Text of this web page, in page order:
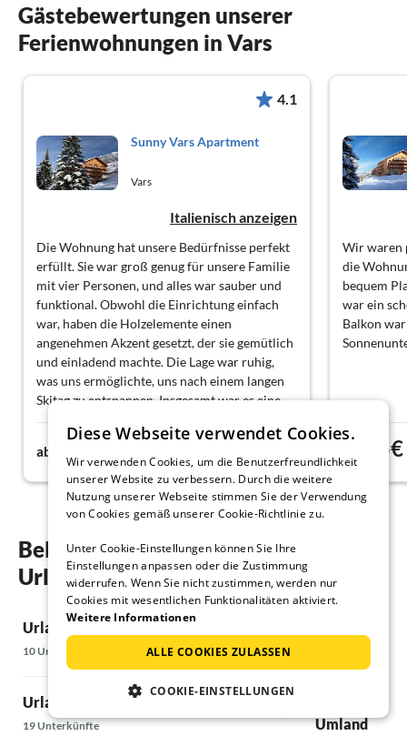
Gästebewertungen unserer
Ferienwohnungen in Vars
4.1
Sunny Vars Apartment
Vars
Italienisch anzeigen
Die Wohnung hat unsere Bedürfnisse perfekt
erfüllt. Sie war groß genug für unsere Familie
mit vier Personen, und alles war sauber und
funktional. Obwohl die Einrichtung einfach
war, haben die Holzelemente einen
angenehmen Akzent gesetzt, der sie gemütlich
und einladend machte. Die Lage war ruhig,
was uns ermöglichte, uns nach einem langen
Skitag zu entspannen. Insgesamt war es eine
solide Wahl für einen Bergurlaub, ohne große
Beschwerden.
ab 61€
Wir waren
die
bequem
war ein
Balkon
55€
Beliebte Regionen und Orte für ihren
Urlaub mit Hund in Vars
Urlaub mit Hund in Orcières
10 Unterkünfte
Urlaub mit Hund Allos
19 Unterkünfte
Umland
Diese Webseite verwendet Cookies.
Wir verwenden Cookies, um die Benutzerfreundlichkeit
unserer Website zu verbessern. Durch die weitere
Nutzung unserer Webseite stimmen Sie der Verwendung
von Cookies gemäß unserer Cookie-Richtlinie zu.
Unter Cookie-Einstellungen können Sie Ihre
Einstellungen anpassen oder die Zustimmung
widerrufen. Wenn Sie nicht zustimmen, werden nur
Cookies mit wesentlichen Funktionalitäten aktiviert.
Weitere Informationen
ALLE COOKIES ZULASSEN
COOKIE-EINSTELLUNGEN